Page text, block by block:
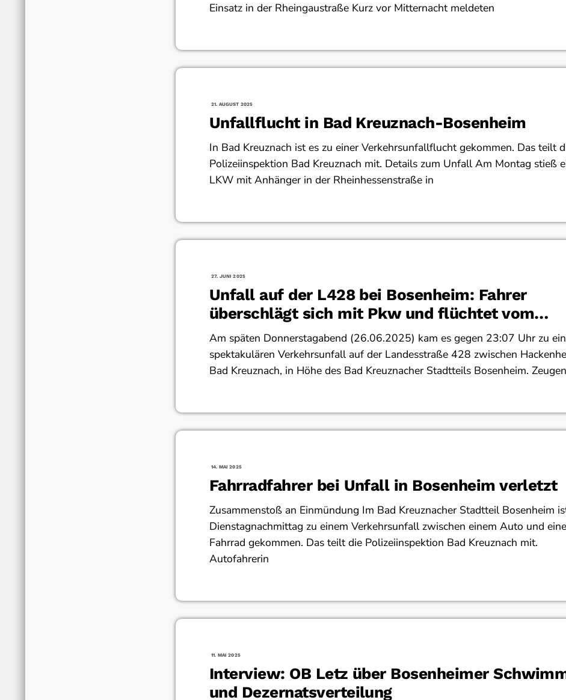
Einsatz in der Rheingaustraße Kurz vor Mitternacht meldeten
21. AUGUST 2025
Unfallflucht in Bad Kreuznach-Bosenheim
In Bad Kreuznach ist es zu einer Verkehrsunfallflucht gekommen. Das teilt
Polizeiinspektion Bad Kreuznach mit. Details zum Unfall Am Montag stieß
LKW mit Anhänger in der Rheinhessenstraße in
27. JUNI 2025
Unfall auf der L428 bei Bosenheim: Fahrer
überschlägt sich mit Pkw und flüchtet vom
Unfallort
Am späten Donnerstagabend (26.06.2025) kam es gegen 23:07 Uhr zu
spektakulären Verkehrsunfall auf der Landesstraße 428 zwischen
Bad Kreuznach, in Höhe des Bad Kreuznacher Stadtteils Bosenheim. Zeugen
14. MAI 2025
Fahrradfahrer bei Unfall in Bosenheim verletzt
Zusammenstoß an Einmündung Im Bad Kreuznacher Stadtteil Bosenheim
Dienstagnachmittag zu einem Verkehrsunfall zwischen einem Auto und
Fahrrad gekommen. Das teilt die Polizeiinspektion Bad Kreuznach mit.
Autofahrerin
11. MAI 2025
Interview: OB Letz über Bosenheimer
und Dezernatsverteilung